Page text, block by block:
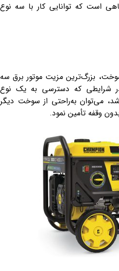
است که توانایی کار با سه نوع
بزرگ‌ترین مزیت موتور برق سه
شرایطی که دسترسی به یک نوع
می‌توان به‌راحتی از سوخت دیگر
وقفه تأمین نمود.